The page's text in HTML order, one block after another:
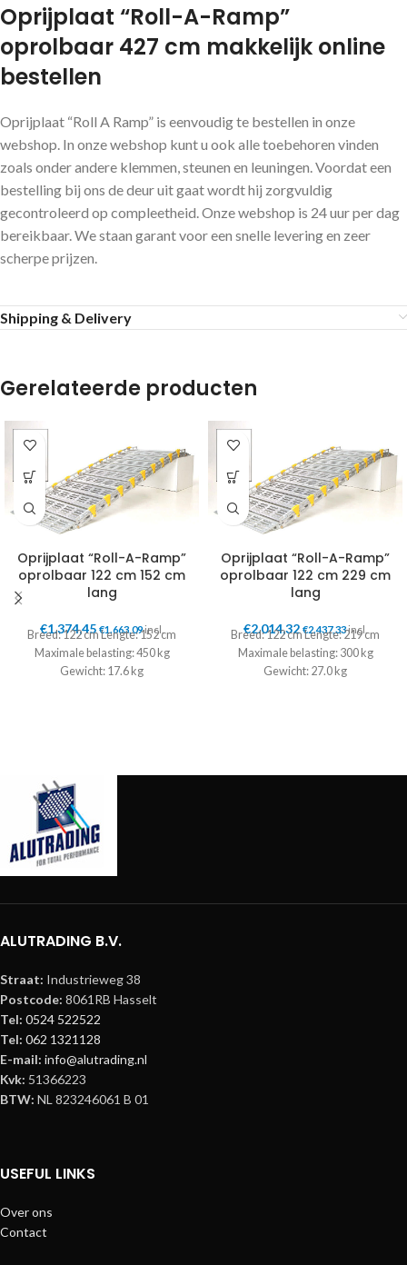
Oprijplaat “Roll-A-Ramp”
oprolbaar 427 cm makkelijk online
bestellen
Oprijplaat “Roll A Ramp” is eenvoudig te bestellen in onze
webshop. In onze webshop kunt u ook alle toebehoren vinden
zoals onder andere klemmen, steunen en leuningen. Voordat een
bestelling bij ons de deur uit gaat wordt hij zorgvuldig
gecontroleerd op compleetheid. Onze webshop is 24 uur per dag
bereikbaar. We staan garant voor een snelle levering en zeer
scherpe prijzen.
Shipping & Delivery
Gerelateerde producten
Oprijplaat “Roll-A-Ramp”
oprolbaar 122 cm 152 cm
lang
€1.374,45 €1.663,09incl.
Breed: 122 cm Lengte: 152 cm
Maximale belasting: 450 kg
Gewicht: 17.6 kg
Oprijplaat “Roll-A-Ramp”
oprolbaar 122 cm 229 cm
lang
€2.014,32 €2.437,33incl.
Breed: 122 cm Lengte: 219 cm
Maximale belasting: 300 kg
Gewicht: 27.0 kg
ALUTRADING B.V.
Straat: Industrieweg 38
Postcode: 8061RB Hasselt
Tel: 0524 522522
Tel: 062 1321128
E-mail: info@alutrading.nl
Kvk: 51366223
BTW: NL 823246061 B 01
USEFUL LINKS
Over ons
Contact